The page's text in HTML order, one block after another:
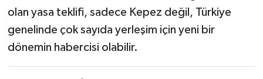
olan yasa teklifi, sadece Kepez değil, Türkiye
genelinde çok sayıda yerleşim için yeni bir
dönemin habercisi olabilir.